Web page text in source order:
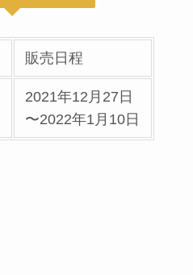
販売日程
2021年12月27日
〜2022年1月10日